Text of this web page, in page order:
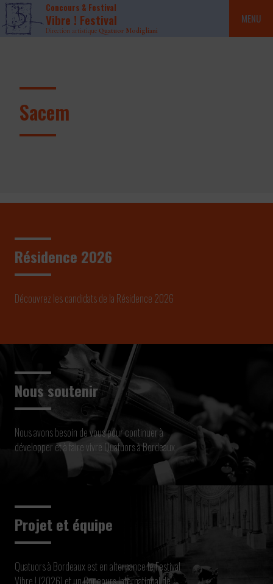
Concours & Festival
Vibre ! Festival
Direction artistique Quatuor Modigliani
MENU
Sacem
Résidence 2026
Découvrez les candidats de la Résidence 2026
Nous soutenir
Nous avons besoin de vous pour continuer à
développer et à faire vivre Quatuors à Bordeaux
Projet et équipe
Quatuors à Bordeaux est en alternance le Festival